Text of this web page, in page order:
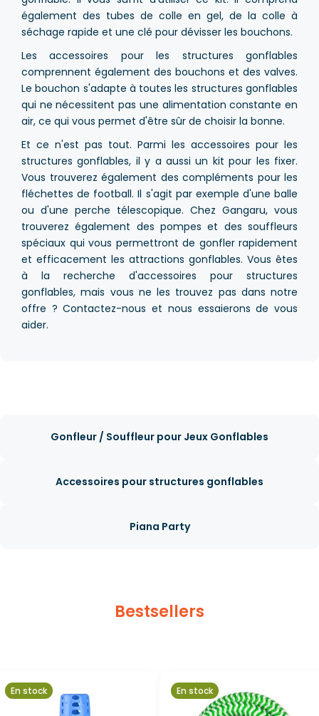
également des tubes de colle en gel, de la colle à
séchage rapide et une clé pour dévisser les bouchons.
Les accessoires pour les structures gonflables
comprennent également des bouchons et des valves.
Le bouchon s'adapte à toutes les structures gonflables
qui ne nécessitent pas une alimentation constante en
air, ce qui vous permet d'être sûr de choisir la bonne.
Et ce n'est pas tout. Parmi les accessoires pour les
structures gonflables, il y a aussi un kit pour les fixer.
Vous trouverez également des compléments pour les
fléchettes de football. Il s'agit par exemple d'une balle
ou d'une perche télescopique. Chez Gangaru, vous
trouverez également des pompes et des souffleurs
spéciaux qui vous permettront de gonfler rapidement
et efficacement les attractions gonflables. Vous êtes
à la recherche d'accessoires pour structures
gonflables, mais vous ne les trouvez pas dans notre
offre ? Contactez-nous et nous essaierons de vous
aider.
Gonfleur / Souffleur pour Jeux Gonflables
Accessoires pour structures gonflables
Piana Party
Bestsellers
En stock En stock